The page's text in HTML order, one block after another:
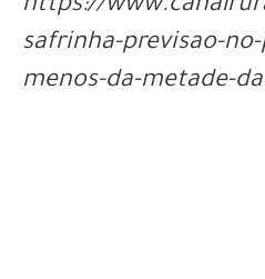
https://
safrinha-previsao-
menos-da-metade-